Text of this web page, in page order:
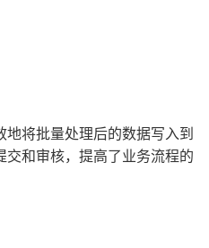
将批量处理后的数据写入到
和审核，提高了业务流程的